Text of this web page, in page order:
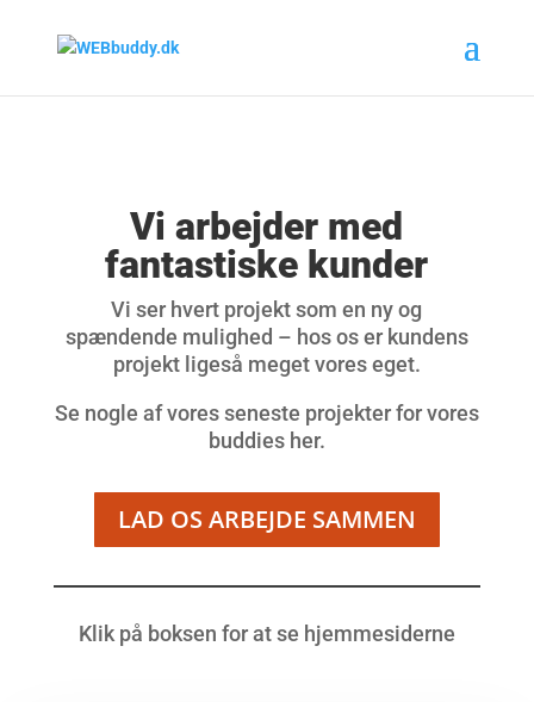
Vi arbejder med
fantastiske kunder
Vi ser hvert projekt som en ny og
spændende mulighed – hos os er kundens
projekt ligeså meget vores eget.
Se nogle af vores seneste projekter for vores
buddies her.
LAD OS ARBEJDE SAMMEN
Klik på boksen for at se hjemmesiderne